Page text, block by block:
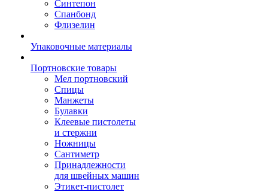
Синтепон
Спанбонд
Флизелин
Упаковочные материалы
Портновские товары
Мел портновский
Спицы
Манжеты
Булавки
Клеевые пистолеты
и стержни
Ножницы
Сантиметр
Принадлежности
для швейных машин
Этикет-пистолет